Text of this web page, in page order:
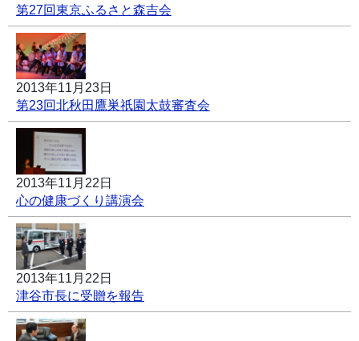
第27回東京ふるさと森吉会
2013年11月23日
第23回北秋田鷹巣祇園太鼓審査会
2013年11月22日
心の健康づくり講演会
2013年11月22日
津谷市長に受贈を報告